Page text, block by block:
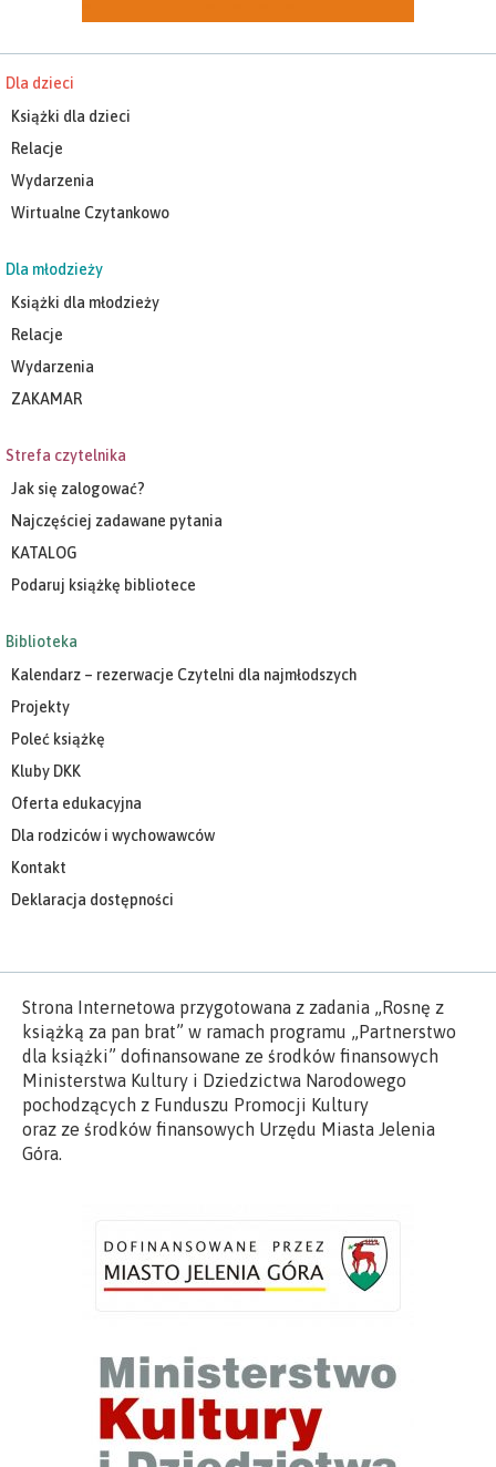
Dla dzieci
Książki dla dzieci
Relacje
Wydarzenia
Wirtualne Czytankowo
Dla młodzieży
Książki dla młodzieży
Relacje
Wydarzenia
ZAKAMAR
Strefa czytelnika
Jak się zalogować?
Najczęściej zadawane pytania
KATALOG
Podaruj książkę bibliotece
Biblioteka
Kalendarz – rezerwacje Czytelni dla najmłodszych
Projekty
Poleć książkę
Kluby DKK
Oferta edukacyjna
Dla rodziców i wychowawców
Kontakt
Deklaracja dostępności
Strona Internetowa przygotowana z zadania „Rosnę z
książką za pan brat” w ramach programu „Partnerstwo
dla książki” dofinansowane ze środków finansowych
Ministerstwa Kultury i Dziedzictwa Narodowego
pochodzących z Funduszu Promocji Kultury
oraz ze środków finansowych Urzędu Miasta Jelenia
Góra.